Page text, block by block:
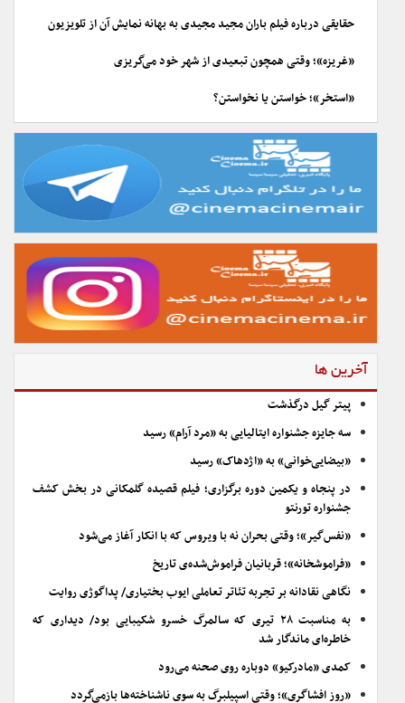
حقایقی درباره فیلم باران مجید مجیدی به بهانه نمایش آن از تلویزیون
«غریزه»؛ وقتی همچون تبعیدی از شهر خود می‌گریزی
«استخر»؛ خواستن یا نخواستن؟
آخرین ها
پیتر گیل درگذشت
سه جایزه جشنواره ایتالیایی به «مرد آرام» رسید
«بیضایی‌خوانی» به «اژدهاک» رسید
در پنجاه و یکمین دوره برگزاری؛ فیلم قصیده گلمکانی در بخش کشف
جشنواره تورنتو
«نفس‌گیر»؛ وقتی بحران نه با ویروس که با انکار آغاز می‌شود
«فراموشخانه»؛ قربانیان فراموش‌شده‌ی تاریخ
نگاهی نقادانه بر تجربه تئاتر تعاملی ایوب بختیاری/ پداگوژی روایت
به مناسبت ۲۸ تیری که سالمرگ خسرو شکیبایی بود/ دیداری که
خاطره‌ای ماندگار شد
کمدی «مادرکیو» دوباره روی صحنه می‌رود
«روز افشاگری»؛ وقتی اسپیلبرگ به سوی ناشناخته‌ها بازمی‌گردد